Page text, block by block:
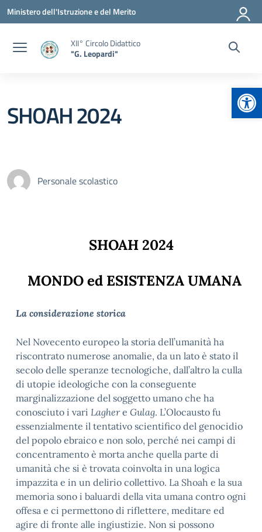
Vai ai contenuti
Vai al menu di navigazione
Vai al footer
Ministero dell'Istruzione e del Merito
XII° Circolo Didattico
"G. Leopardi"
SHOAH 2024
Personale scolastico
SHOAH 2024
MONDO ed ESISTENZA UMANA
La considerazione storica
Nel Novecento europeo la storia dell’umanità ha
riscontrato numerose anomalie, da un lato è stato il
secolo delle speranze tecnologiche, dall’altro la culla
di utopie ideologiche con la conseguente
marginalizzazione del soggetto umano che ha
conosciuto i vari Laghere Gulag. L’Olocausto fu
essenzialmente il tentativo scientifico del genocidio
del popolo ebraico e non solo, perché nei campi di
concentramento è morta anche quella parte di
umanità che si è trovata coinvolta in una logica
impazzita e in un delirio collettivo. La Shoah e la sua
memoria sono i baluardi della vita umana contro ogni
offesa e ci permettono di riflettere, meditare ed
agire di fronte alle ingiustizie. Non si possono